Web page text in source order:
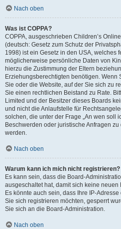
Nach oben
Was ist COPPA?
COPPA, ausgeschrieben Children’s
(deutsch: Gesetz zum Schutz der
1998) ist ein Gesetz in den USA, welches
möglicherweise persönliche Daten von
hierzu die Zustimmung der Eltern
Erziehungsberechtigten benötigen. Wenn
Sie oder die Website, auf der Sie sich zu
Sie einen rechtlichen Beistand zu Rate.
Limited und der Besitzer dieses Boards
und nicht die Anlaufstelle für
solchen, die unter der Frage „An wen soll
Beschwerden oder juristische Anfragen
werden.
Nach oben
Warum kann ich mich nicht registrieren?
Es kann sein, dass die Board-
ausgeschaltet hat, damit sich keine
Es könnte auch sein, dass Ihre IP-
Sie sich registrieren möchten, gesperrt
Sie sich an die Board-Administration.
Nach oben